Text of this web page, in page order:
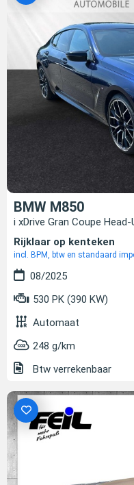
BMW M850
i xDrive Gran Coupe
Rijklaar op kenteken
incl. BPM, btw en standaard
08/2025
530 PK (390 KW)
Automaat
248 g/km
Btw verrekenbaar